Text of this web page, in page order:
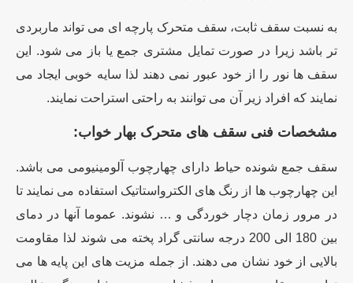
به نسبت سقف ثابت، سقف متحرک پارچه ای می تواند ماربردی
تر باشد زیرا در صورت تمایل مشتری جمع یا باز می شود. این
سقف ها نور را از خود عبور نمی دهند لذا سایه خوبی ایجاد می
نمایند که افراد زیر آن می توانند به راحتی استراحت نمایند.
مشخصات فنی سقف های متحرک بهار خواب:
سقف جمع شونده حیاط دارای چهارچوب آلومینیومی می باشد.
این چهارچوب ها از رنگ های الکترواستاتیک استفاده می نمایند تا
در مرور زمان دچار خوردگی و … نشوند. عموما آنها در دمای
بین 180 الی 200 درجه سانتی گراد پخته می شوند لذا مقاومت
بالایی از خود نشان می دهند. از جمله مزیت های این پایه ها می